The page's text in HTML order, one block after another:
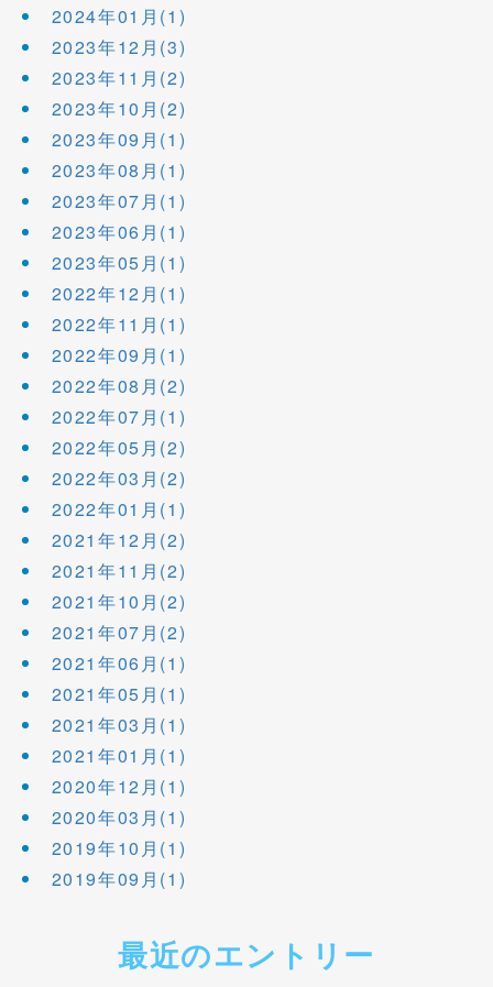
2024年01月(1)
2023年12月(3)
2023年11月(2)
2023年10月(2)
2023年09月(1)
2023年08月(1)
2023年07月(1)
2023年06月(1)
2023年05月(1)
2022年12月(1)
2022年11月(1)
2022年09月(1)
2022年08月(2)
2022年07月(1)
2022年05月(2)
2022年03月(2)
2022年01月(1)
2021年12月(2)
2021年11月(2)
2021年10月(2)
2021年07月(2)
2021年06月(1)
2021年05月(1)
2021年03月(1)
2021年01月(1)
2020年12月(1)
2020年03月(1)
2019年10月(1)
2019年09月(1)
最近のエントリー